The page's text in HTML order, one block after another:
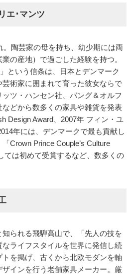
エ･マンツ
。陶芸家の母を持ち、幼少期には両
の産地）で過ごした経験を持つ。
という信条は、日本とデンマーク
術家に囲まれて育った彼女ならで
ツ・ハンセン社、バング＆オルフ
どから数多くの家具や雑貨を発表
Design Award、2007年 フィン・ユ
年には、デンマークで最も貢献し
Crown Prince Couple’s Culture
ては初めて受賞するなど、数多くの
られる飛騨高山で、「先人の技を
ライフスタイルを世界に発信し続
を掲げ、古くから北欧モダンを軸
インを行う老舗家具メーカー。厳